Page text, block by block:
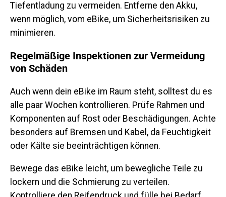
Tiefentladung zu vermeiden. Entferne den Akku,
wenn möglich, vom eBike, um Sicherheitsrisiken zu
minimieren.
Regelmäßige Inspektionen zur Vermeidung
von Schäden
Auch wenn dein eBike im Raum steht, solltest du es
alle paar Wochen kontrollieren. Prüfe Rahmen und
Komponenten auf Rost oder Beschädigungen. Achte
besonders auf Bremsen und Kabel, da Feuchtigkeit
oder Kälte sie beeinträchtigen können.
Bewege das eBike leicht, um bewegliche Teile zu
lockern und die Schmierung zu verteilen.